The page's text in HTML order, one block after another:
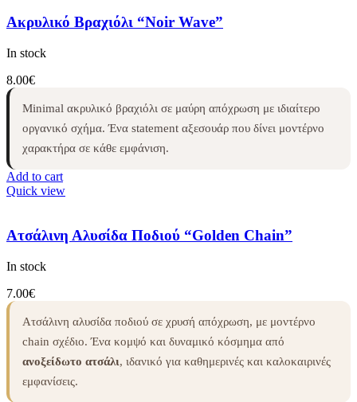
Ακρυλικό Βραχιόλι “Noir Wave”
In stock
8.00€
Minimal ακρυλικό βραχιόλι σε μαύρη απόχρωση με ιδιαίτερο
οργανικό σχήμα. Ένα statement αξεσουάρ που δίνει μοντέρνο
χαρακτήρα σε κάθε εμφάνιση.
Add to cart
Quick view
Ατσάλινη Αλυσίδα Ποδιού “Golden Chain”
In stock
7.00€
Ατσάλινη αλυσίδα ποδιού σε χρυσή απόχρωση, με μοντέρνο
chain σχέδιο. Ένα κομψό και δυναμικό κόσμημα από
ανοξείδωτο ατσάλι, ιδανικό για καθημερινές και καλοκαιρινές
εμφανίσεις.